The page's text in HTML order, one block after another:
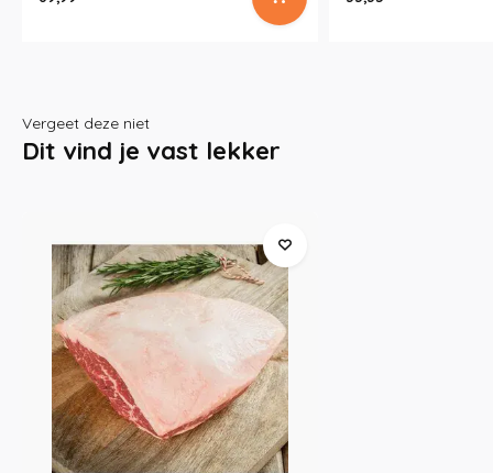
Vergeet deze niet
Dit vind je vast lekker